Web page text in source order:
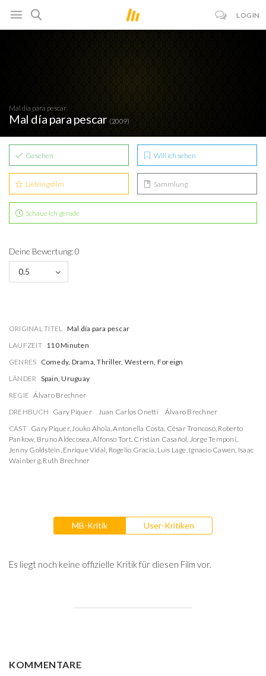
LOGIN
Mal día para pescar
Mal día para pescar (2009)
Gesehen Will ich sehen
Lieblingsfilm Sammlung
Schaue ich gerade
Deine Bewertung: 0
0.5
ORIGINAL TITEL Mal día para pescar
LAUFZEIT 110 Minuten
GENRES Comedy, Drama, Thriller, Western, Foreign
LÄNDER Spain, Uruguay
REGIE Álvaro Brechner
DREHBUCH Gary Piquer Juan Carlos Onetti
Álvaro Brechner
CAST Gary Piquer,Jouko Ahola,Antonella Costa, César Troncoso, Roberto
Pankow, Bruno Aldecosea,Alfonso Tort, Cristian Casañol, Jorge Temponi,
Jenny Goldstein, Enrique Vidal, Rogelio Gracia, Luis Lage, Ignacio Cawen, Isaac
Wainberg, Ruth Brechner
MB-Kritik User-Kritiken
Es liegt noch keine offizielle Kritik für diesen Film vor.
KOMMENTARE